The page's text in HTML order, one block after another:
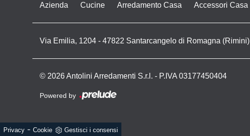
Azienda Cucine Arredamento Casa Accessori Casa
Via Emilia, 1204 - 47822 Santarcangelo di Romagna (Rimini)
© 2026 Antolini Arredamenti S.r.l. - P.IVA 03177450404
Powered by
Privacy - Cookie Gestisci i consensi